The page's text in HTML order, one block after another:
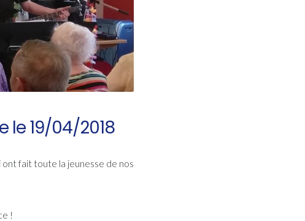
le 19/04/2018
fait toute la jeunesse de nos
!